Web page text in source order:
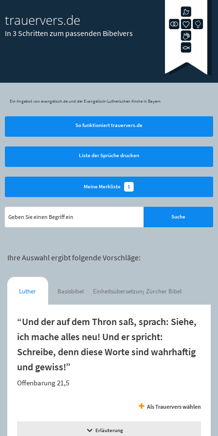
trauervers.de
In 3 Schritten zum passenden Bibelvers
Ein Angebot von evangelisch.de und der Evangelisch-Lutherischen Kirche in Bayern
So funktioniert trauervers.de
Liste der Sprüche drucken
Meine Merkliste 1
Ihre Auswahl ergibt folgende Vorschläge:
Luther Basisbibel Einheitsübersetzung Zürcher Bibel
“Und der auf dem Thron saß, sprach: Siehe,
ich mache alles neu! Und er spricht:
Schreibe, denn diese Worte sind wahrhaftig
und gewiss!”
Offenbarung 21,5
Als Trauervers wählen
Erläuterung